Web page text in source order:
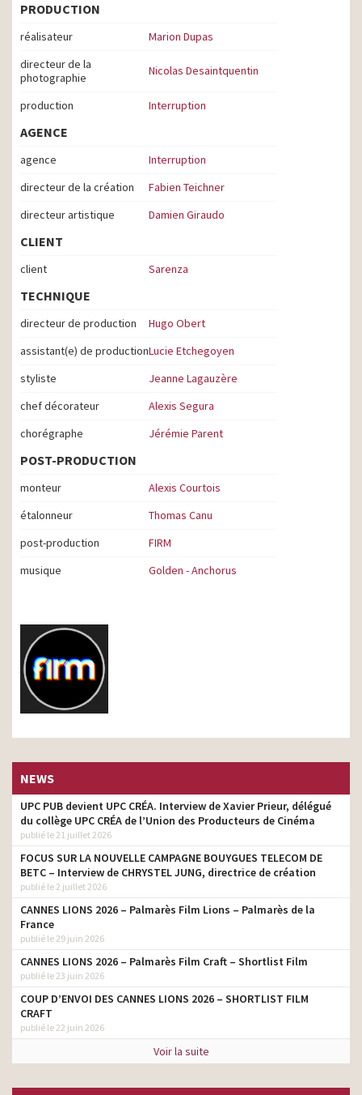
PRODUCTION
réalisateur
Marion Dupas
directeur de la
photographie
Nicolas Desaintquentin
production Interruption
AGENCE
agence
Interruption
directeur de la création
Fabien Teichner
directeur artistique
Damien Giraudo
CLIENT
client Sarenza
TECHNIQUE
directeur de production
Hugo Obert
assistant(e) de productionLucie Etchegoyen
styliste
Jeanne Lagauzère
chef décorateur
Alexis Segura
chorégraphe
Jérémie Parent
POST-PRODUCTION
monteur
Alexis Courtois
étalonneur
Thomas Canu
post-production
FIRM
musique
Golden - Anchorus
NEWS
UPC PUB devient UPC CRÉA. Interview de Xavier Prieur, délégué
du collège UPC CRÉA de l’Union des Producteurs de Cinéma
publié le 21 juillet 2026
FOCUS SUR LA NOUVELLE CAMPAGNE BOUYGUES TELECOM DE
BETC – Interview de CHRYSTEL JUNG, directrice de création
publié le 2 juillet 2026
CANNES LIONS 2026 – Palmarès Film Lions – Palmarès de la
France
publié le 29 juin 2026
CANNES LIONS 2026 – Palmarès Film Craft – Shortlist Film
publié le 23 juin 2026
COUP D’ENVOI DES CANNES LIONS 2026 – SHORTLIST FILM
CRAFT
publié le 22 juin 2026
Voir la suite